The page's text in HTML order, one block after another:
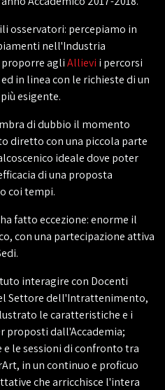
osservatori: percepiamo in
nell'Industria
agliAllievi i percorsi
in linea con le richieste di un
esigente.
di dubbio il momento
diretto con una piccola parte
ideale dove poter
di una proposta
coi tempi.
fatto eccezione: enorme il
con una partecipazione attiva
interagire con Docenti
Settore dell'Intrattenimento,
le caratteristiche e i
proposti dall'Accademia;
le sessioni di confronto tra
in un continuo e proficuo
che arricchisce l'intera